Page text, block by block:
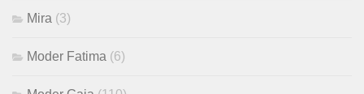
Mira (3)
Moder Fatima (6)